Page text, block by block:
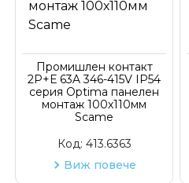
Промишлен контакт
2P+Е 63A 346-415V IP54
серия Optima панелен
монтаж 100х110мм
Scame
Код: 413.6363
Виж повече